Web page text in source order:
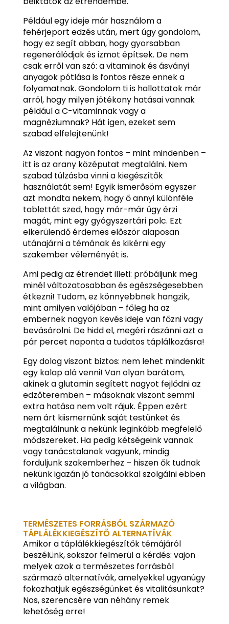
Például egy ideje már használom a
fehérjeport edzés után, mert úgy gondolom,
hogy ez segít abban, hogy gyorsabban
regenerálódjak és izmot építsek. De nem
csak erről van szó: a vitaminok és ásványi
anyagok pótlása is fontos része ennek a
folyamatnak. Gondolom ti is hallottatok már
arról, hogy milyen jótékony hatásai vannak
például a C-vitaminnak vagy a
magnéziumnak? Hát igen, ezeket sem
szabad elfelejtenünk!
Az viszont nagyon fontos – mint mindenben –
itt is az arany középutat megtalálni. Nem
szabad túlzásba vinni a kiegészítők
használatát sem! Egyik ismerősöm egyszer
azt mondta nekem, hogy ő annyi különféle
tablettát szed, hogy már-már úgy érzi
magát, mint egy gyógyszertári polc. Ezt
elkerülendő érdemes először alaposan
utánajárni a témának és kikérni egy
szakember véleményét is.
Ami pedig az étrendet illeti: próbáljunk meg
minél változatosabban és egészségesebben
étkezni! Tudom, ez könnyebbnek hangzik,
mint amilyen valójában – főleg ha az
embernek nagyon kevés ideje van főzni vagy
bevásárolni. De hidd el, megéri rászánni azt a
pár percet naponta a tudatos táplálkozásra!
Egy dolog viszont biztos: nem lehet mindenkit
egy kalap alá venni! Van olyan barátom,
akinek a glutamin segített nagyot fejlődni az
edzőteremben – másoknak viszont semmi
extra hatása nem volt rájuk. Éppen ezért
nem árt kiismernünk saját testünket és
megtalálnunk a nekünk leginkább megfelelő
módszereket. Ha pedig kétségeink vannak
vagy tanácstalanok vagyunk, mindig
forduljunk szakemberhez – hiszen ők tudnak
nekünk igazán jó tanácsokkal szolgálni ebben
a világban.
TERMÉSZETES FORRÁSBÓL SZÁRMAZÓ
TÁPLÁLÉKKIEGÉSZÍTŐ ALTERNATÍVÁK
Amikor a táplálékkiegészítők témájáról
beszélünk, sokszor felmerül a kérdés: vajon
melyek azok a természetes forrásból
származó alternatívák, amelyekkel ugyanúgy
fokozhatjuk egészségünket és vitalitásunkat?
Nos, szerencsére van néhány remek
lehetőség erre!